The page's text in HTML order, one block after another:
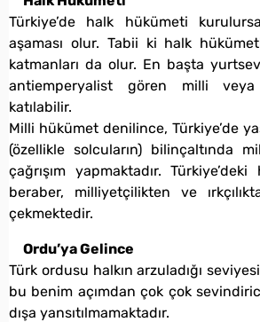
Türkiye’de halk hükümeti
aşaması olur. Tabii ki halk
katmanları da olur. En başta
antiemperyalist gören milli
katılabilir.
Milli hükümet denilince, Türkiye’de
(özellikle solcuların) bilinçaltında
çağrışım yapmaktadır.
beraber, milliyetçilikten ve
çekmektedir.
Ordu’ya Gelince
Türk ordusu halkın arzuladığı
bu benim açımdan çok çok
dışa yansıtılmamaktadır.